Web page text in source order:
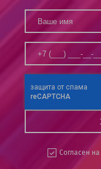
Согласен на